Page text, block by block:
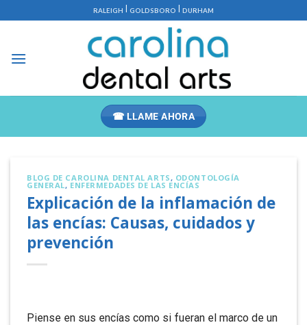
al
RALEIGH | GOLDSBORO | DURHAM
☎ LLAME AHORA
BLOG DE CAROLINA DENTAL ARTS, ODONTOLOGÍA
GENERAL, ENFERMEDADES DE LAS ENCÍAS
Explicación de la inflamación de
las encías: Causas, cuidados y
prevención
Piense en sus encías como si fueran el marco de un